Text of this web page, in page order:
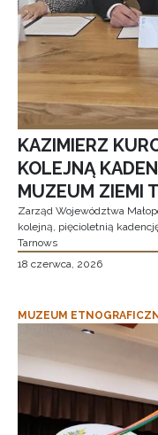
KAZIMIERZ
KOLEJNĄ
MUZEUM ZIEMI
Zarząd Województwa
kolejną, pięcioletnią
Tarnows
18 czerwca, 2026
MUZEUM